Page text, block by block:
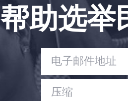
帮助选举